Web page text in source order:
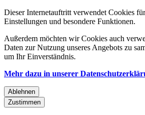
Dieser Internetauftritt verwendet Cookies
Einstellungen und besondere Funktionen.
Außerdem möchten wir Cookies auch
Daten zur Nutzung unseres Angebots zu
um Ihr Einverständnis.
Mehr dazu in unserer
Ablehnen
Zustimmen